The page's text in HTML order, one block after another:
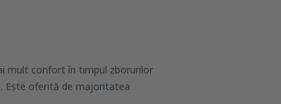
mult confort în timpul zborurilor
Este oferită de majoritatea